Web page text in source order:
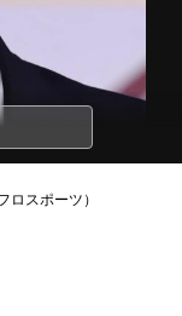
スポーツ）